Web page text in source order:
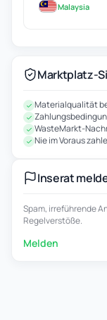
Malaysia
Marktplatz-
Materialqualität
WasteMarkt-
Nie im Voraus
Inserat
Spam, irreführende
Regelverstöße.
Melden